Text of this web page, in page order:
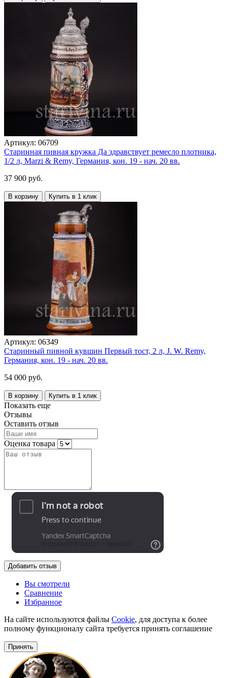
Артикул: 06709
Старинная пивная кружка Да здравствует ремесло плотника,
1/2 л, Marzi & Remy, Германия, кон. 19 - нач. 20 вв.
37 900 руб.
В корзину Купить в 1 клик
Артикул: 06349
Старинный пивной кувшин Первый тост, 2 л, J. W. Remy,
Германия, кон. 19 - нач. 20 вв.
54 000 руб.
В корзину Купить в 1 клик
Показать еще
Отзывы
Оставить отзыв
Оценка товара
Добавить отзыв
Вы смотрели
Сравнение
Избранное
На сайте используются файлы Cookie, для доступа к более
полному функционалу сайта требуется принять соглашение
Принять